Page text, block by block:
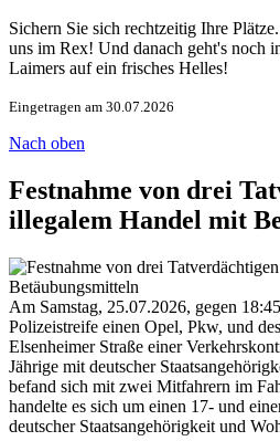
Sichern Sie sich rechtzeitig Ihre
uns im Rex! Und danach geht's noch
Laimers auf ein frisches Helles!
Eingetragen am 30.07.2026
Nach oben
Festnahme von drei
illegalem Handel mit
Am Samstag, 25.07.2026, gegen
Polizeistreife einen Opel, Pkw, und
Elsenheimer Straße einer
Jährige mit deutscher
befand sich mit zwei Mitfahrern im
handelte es sich um einen 17- und
deutscher Staatsangehörigkeit und